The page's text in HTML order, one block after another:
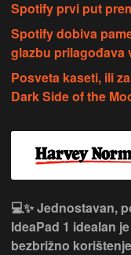
Spotify prvi put
Spotify dobiva
glazbu prilagođava
Posveta kaseti, ili
Dark Side of the
💻✨ Jednostavan,
IdeaPad 1 idealan
bezbrižno